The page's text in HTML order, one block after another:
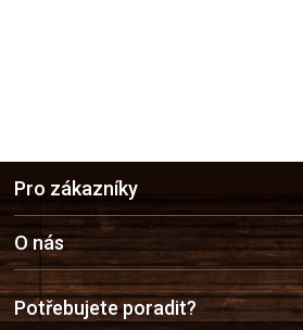
a
t
í
Pro zákazníky
O nás
Potřebujete poradit?